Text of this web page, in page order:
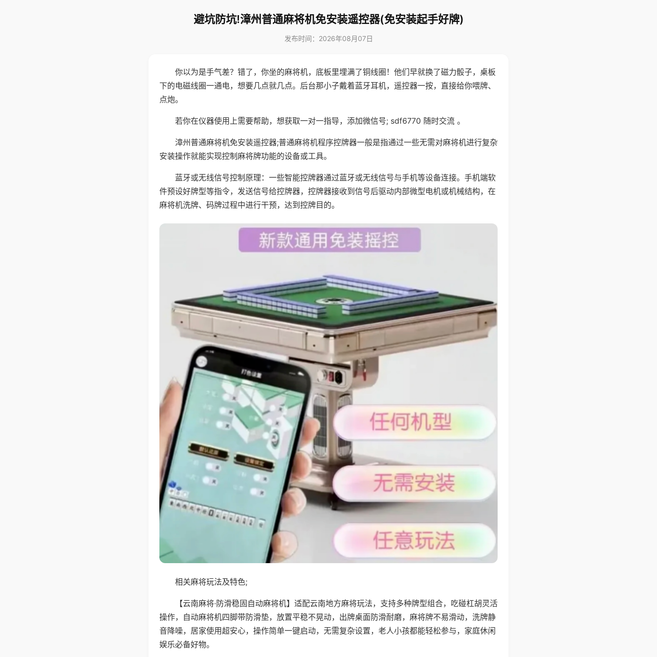
避坑防坑!漳州普通麻将机免安装遥控器(免安装起手好牌)
发布时间：2026年08月07日
你以为是手气差？错了，你坐的麻将机，底板里埋满了铜线圈！他们早就换了磁力骰子，桌板
下的电磁线圈一通电，想要几点就几点。后台那小子戴着蓝牙耳机，遥控器一按，直接给你喂牌、
点炮。
若你在仪器使用上需要帮助，想获取一对一指导，添加微信号; sdf6770 随时交流 。
漳州普通麻将机免安装遥控器;普通麻将机程序控牌器一般是指通过一些无需对麻将机进行复杂
安装操作就能实现控制麻将牌功能的设备或工具。
蓝牙或无线信号控制原理：一些智能控牌器通过蓝牙或无线信号与手机等设备连接。手机端软
件预设好牌型等指令，发送信号给控牌器，控牌器接收到信号后驱动内部微型电机或机械结构，在
麻将机洗牌、码牌过程中进行干预，达到控牌目的。
相关麻将玩法及特色;
【云南麻将·防滑稳固自动麻将机】适配云南地方麻将玩法，支持多种牌型组合，吃碰杠胡灵活
操作，自动麻将机四脚带防滑垫，放置平稳不晃动，出牌桌面防滑耐磨，麻将牌不易滑动，洗牌静
音降噪，居家使用超安心，操作简单一键启动，无需复杂设置，老人小孩都能轻松参与，家庭休闲
娱乐必备好物。